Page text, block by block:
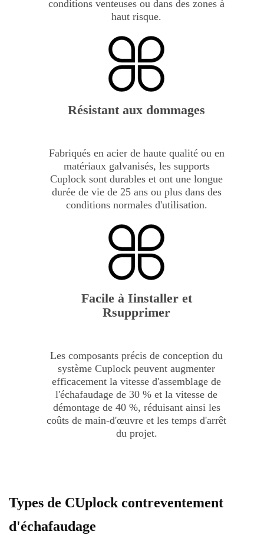
conditions venteuses ou dans des zones à
haut risque.
Résistant aux dommages
Fabriqués en acier de haute qualité ou en
matériaux galvanisés, les supports
Cuplock sont durables et ont une longue
durée de vie de 25 ans ou plus dans des
conditions normales d'utilisation.
Facile à Iinstaller et
Rsupprimer
Les composants précis de conception du
système Cuplock peuvent augmenter
efficacement la vitesse d'assemblage de
l'échafaudage de 30 % et la vitesse de
démontage de 40 %, réduisant ainsi les
coûts de main-d'œuvre et les temps d'arrêt
du projet.
Types de CUplock contreventement
d'échafaudage